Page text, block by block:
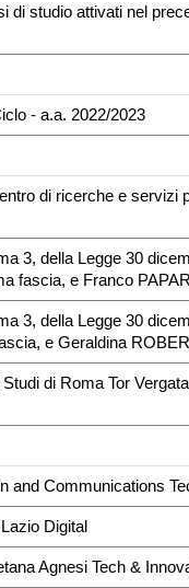
di studio attivati nel
- a.a. 2022/2023
di ricerche e servizi
3, della Legge 30
fascia, e Franco
3, della Legge 30
e Geraldina
di Roma Tor
and Communications
Digital
Agnesi Tech &